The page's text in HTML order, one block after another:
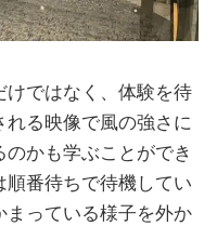
ではなく、体験を待
る映像で風の強さに
かも学ぶことができ
順番待ちで待機してい
まっている様子を外か